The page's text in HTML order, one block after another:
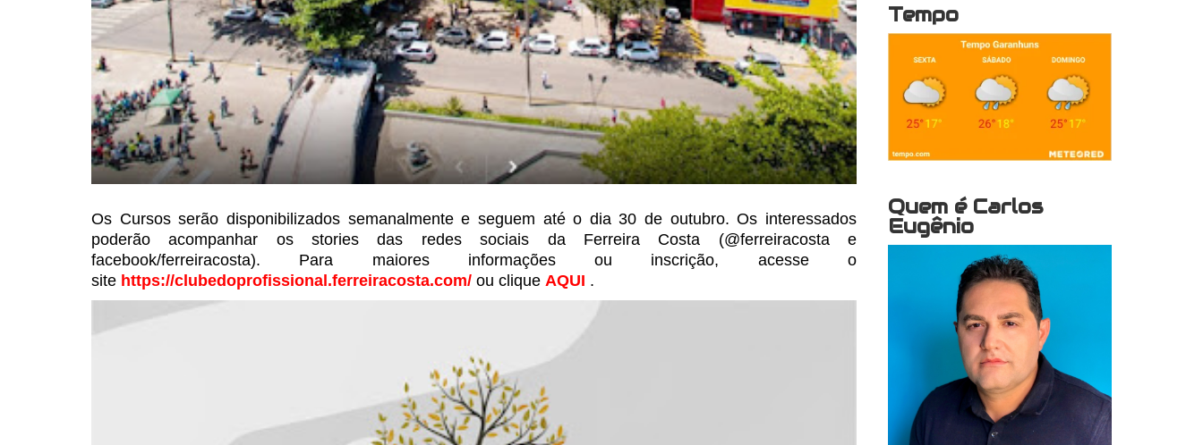
Os Cursos serão disponibilizados semanalmente e seguem até o dia 30 de outubro. Os interessados
poderão acompanhar os stories das redes sociais da Ferreira Costa (@ferreiracosta e
facebook/ferreiracosta). Para maiores informações ou inscrição, acesse o
site https://clubedoprofissional.ferreiracosta.com/ ou clique AQUI .
Tempo
Quem é Carlos
Eugênio